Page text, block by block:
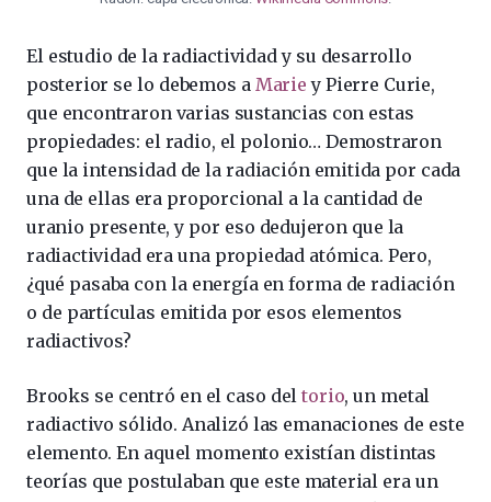
El estudio de la radiactividad y su desarrollo
posterior se lo debemos a Marie y Pierre Curie,
que encontraron varias sustancias con estas
propiedades: el radio, el polonio… Demostraron
que la intensidad de la radiación emitida por cada
una de ellas era proporcional a la cantidad de
uranio presente, y por eso dedujeron que la
radiactividad era una propiedad atómica. Pero,
¿qué pasaba con la energía en forma de radiación
o de partículas emitida por esos elementos
radiactivos?
Brooks se centró en el caso deltorio, un metal
radiactivo sólido. Analizó las emanaciones de este
elemento. En aquel momento existían distintas
teorías que postulaban que este material era un